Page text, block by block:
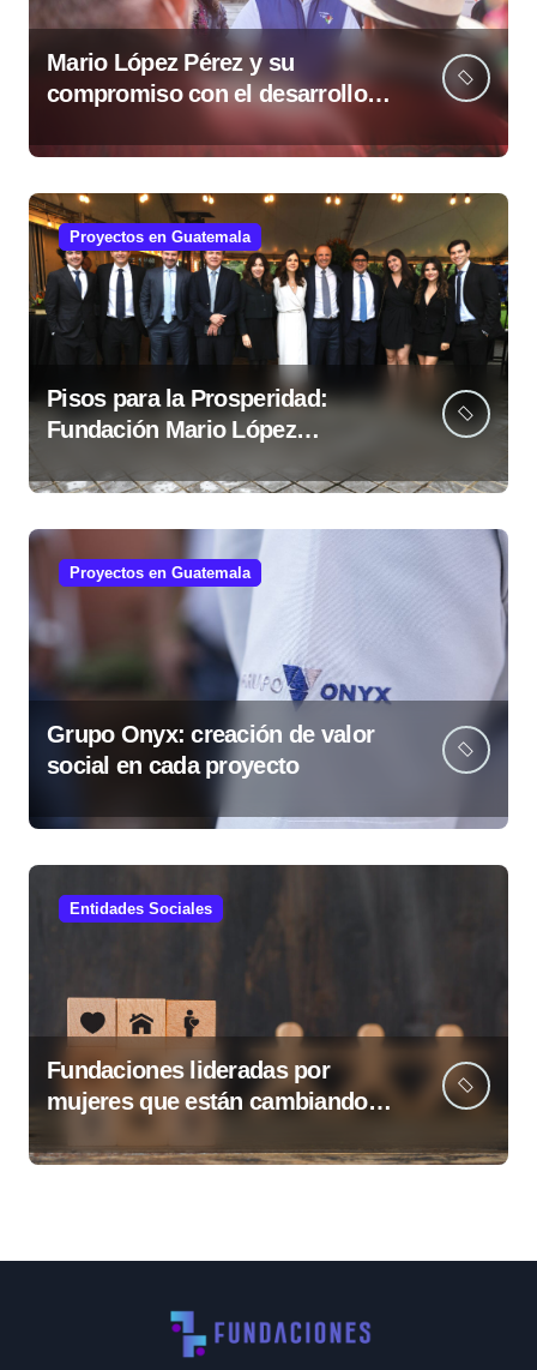
Mario López Pérez y su
compromiso con el desarrollo
social desde la Fundación Mario
López Estrada
Proyectos en Guatemala
Pisos para la Prosperidad:
Fundación Mario López
guatemaltecas
Proyectos en Guatemala
Grupo Onyx: creación de valor
social en cada proyecto
Entidades Sociales
Fundaciones lideradas por
mujeres que están cambiando
Guatemala